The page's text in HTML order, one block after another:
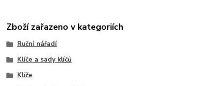
Zboží zařazeno v kategoriích
Ruční nářadí
Klíče a sady klíčů
Klíče